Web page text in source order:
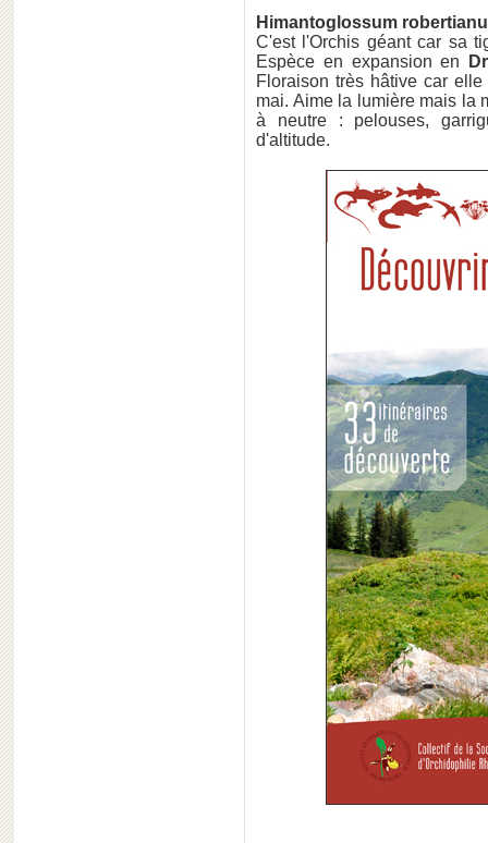
Himantoglossum
C'est l'Orchis géant car sa
Espèce en expansion en
Floraison très hâtive car
mai. Aime la lumière mais la
à neutre : pelouses,
d'altitude.